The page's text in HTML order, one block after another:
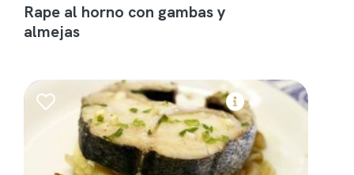
Rape al horno con gambas y
almejas